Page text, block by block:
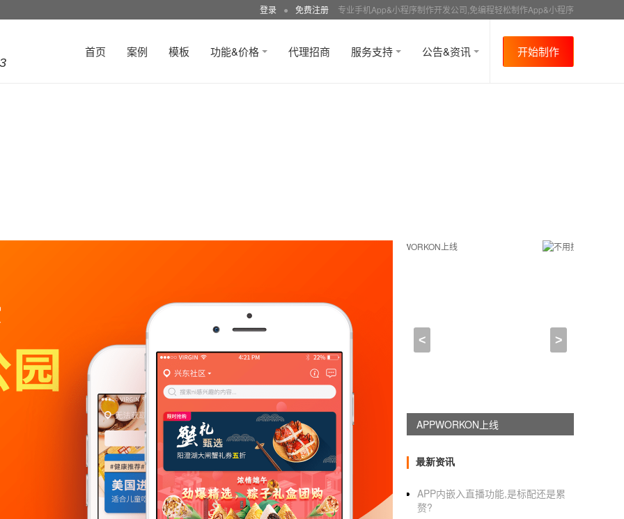
登录 ● 免费注册 专业手机App&小程序制作开发公司,免编程轻松制作App&小程序
首页 案例 模板 功能&价格 代理招商 服务支持 公告&资讯 开始制作
2021-03-23 12:30:00
泛娱乐以及互联网时代，国学文化已经被大
文：专业的译文、注释、评析等，让用户能
同时还能提高写作的技能。 2、经典著作尽
享受更多的乐趣。 3、名句赏析：经典国学
< >
不用技术自己制作App
最新资讯
APP内嵌入直播功能,是标配还是累
赘?